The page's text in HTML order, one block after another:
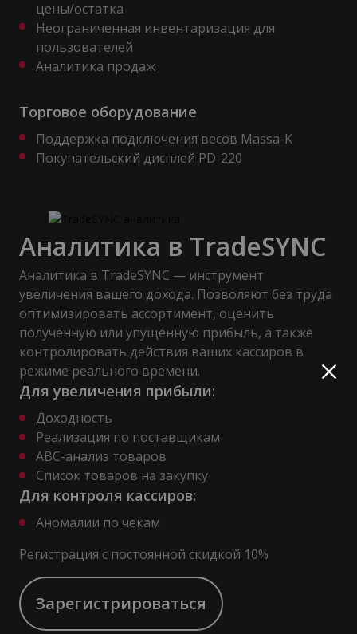
цены/остатка
Неограниченная инвентаризация для
пользователей
Аналитика продаж
Торговое оборудование
Поддержка подключения весов Massa-K
Покупательский дисплей PD-220
Аналитика в TradeSYNC
Аналитика в TradeSYNC — инструмент
увеличения вашего дохода. Позволяют без труда
оптимизировать ассортимент, оценить
полученную или упущенную прибыль, а также
контролировать действия ваших кассиров в
режиме реального времени.
Для увеличения прибыли:
Доходность
Реализация по поставщикам
АВС-анализ товаров
Список товаров на закупку
Для контроля кассиров:
Аномалии по чекам
Регистрация с постоянной скидкой 10%
Зарегистрироваться